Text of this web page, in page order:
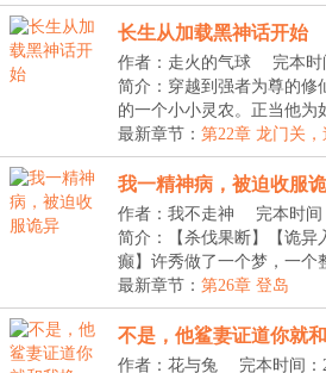
长生从加载黑神话开始
作者：走火的气球
完本时
简介：穿越到强者为尊的修
的一个小小灵农。正当他为
脑...
最新章节： 第22章 龙门关
我一精神病，被迫收服
作者：我不走神
完本时间
简介：【杀伐果断】【诡异
癫】许秀做了一个梦，一个
到...
最新章节： 第26章 登岛
不是，他鲨妻证道你就
作者：花与兔
完本时间：